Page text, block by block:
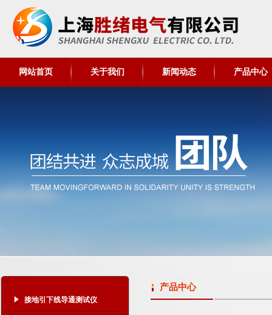
网站首页 关于我们 新闻动态 产品中心
接地引下线导通测试仪
产品中心